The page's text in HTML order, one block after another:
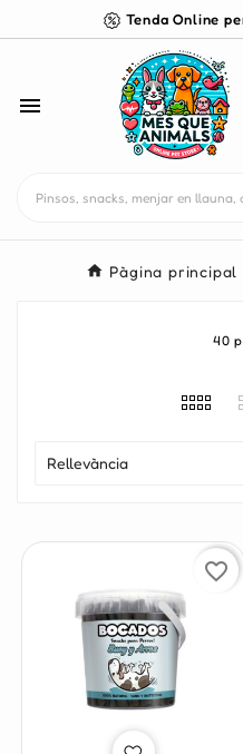
Tenda Online

Pàgina principal
40
Rellevància
favorite_border